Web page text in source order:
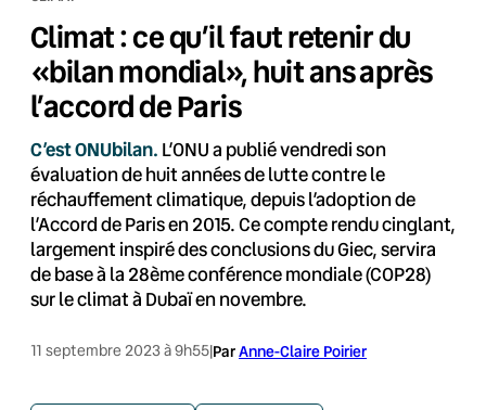
Climat : ce qu’il faut retenir du
«bilan mondial», huit ans après
l’accord de Paris
C’est ONUbilan. L’ONU a publié vendredi son
évaluation de huit années de lutte contre le
réchauffement climatique, depuis l’adoption de
l’Accord de Paris en 2015. Ce compte rendu cinglant,
largement inspiré des conclusions du Giec, servira
de base à la 28ème conférence mondiale (COP28)
sur le climat à Dubaï en novembre.
11 septembre 2023 à 9h55|ParAnne-Claire Poirier